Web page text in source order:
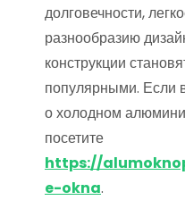
долговечности,
разнообразию
конструкции
популярными. Если
о холодном
посетите
https://
e-okna.